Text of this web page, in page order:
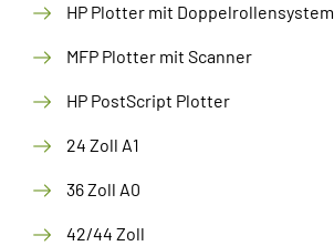
HP Plotter mit Doppelrollensystem
MFP Plotter mit Scanner
HP PostScript Plotter
24 Zoll A1
36 Zoll A0
42/44 Zoll